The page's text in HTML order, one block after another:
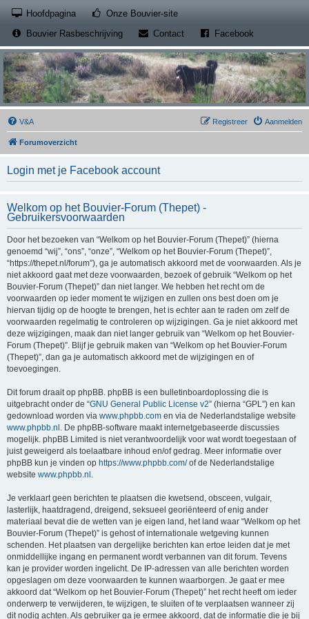
Hoofdpagina Onze Bouvier-site(Opens a new tab)
Bouvier Rasbeschrijving
Contact(Opens a new tab)
Facebook
V&A Aanmelden
Registreer
Forumoverzicht
Login met je Facebook account
Welkom op het Bouvier-Forum (Thepet) -
Gebruikersvoorwaarden
Door het bezoeken van “Welkom op het Bouvier-Forum (Thepet)” (hierna
genoemd “wij”, “ons”, “onze”, “Welkom op het Bouvier-Forum (Thepet)”,
“https://thepet.nl/forum”), ga je automatisch akkoord met de voorwaarden. Als je
niet akkoord gaat met deze voorwaarden, bezoek of gebruik “Welkom op het
Bouvier-Forum (Thepet)” dan niet langer. We hebben het recht om de
voorwaarden op ieder moment te wijzigen en zullen ons best doen om je
hiervan tijdig op de hoogte te brengen, het is echter aan te raden om zelf de
voorwaarden regelmatig te controleren op wijzigingen. Ga je niet akkoord met
deze wijzigingen, maak dan niet langer gebruik van “Welkom op het Bouvier-
Forum (Thepet)”. Blijf je gebruik maken van “Welkom op het Bouvier-Forum
(Thepet)”, dan ga je automatisch akkoord met de wijzigingen en of
toevoegingen.
Dit forum draait op phpBB. phpBB is een bulletinboardoplossing die is
uitgebracht onder de “GNU General Public License v2” (hierna “GPL”) en kan
gedownload worden via www.phpbb.com en via de Nederlandstalige website
www.phpbb.nl . De phpBB-software maakt internetgebaseerde discussies
mogelijk. phpBB Limited is niet verantwoordelijk voor wat wordt toegestaan of
juist geweigerd als toelaatbare inhoud en/of gedrag. Meer informatie over
phpBB kun je vinden op https://www.phpbb.com/of de Nederlandstalige
website www.phpbb.nl .
Je verklaart geen berichten te plaatsen die kwetsend, obsceen, vulgair,
lasterlijk, haatdragend, dreigend, seksueel georiënteerd of enig ander
materiaal bevat die de wetten van je eigen land, het land waar “Welkom op het
Bouvier-Forum (Thepet)” is gehost of internationale wetgeving kunnen
schenden. Het plaatsen van dergelijke berichten kan ertoe leiden dat je met
onmiddellijke ingang en permanent wordt verbannen van dit forum. Tevens
kan je provider worden ingelicht. De IP-adressen van alle berichten worden
opgeslagen om deze voorwaarden te kunnen waarborgen. Je gaat er mee
akkoord dat “Welkom op het Bouvier-Forum (Thepet)” het recht heeft om ieder
onderwerp te verwijderen, te wijzigen, te sluiten of te verplaatsen wanneer zij
dit nodig achten. Als gebruiker ga je ermee akkoord, dat de informatie die je bij